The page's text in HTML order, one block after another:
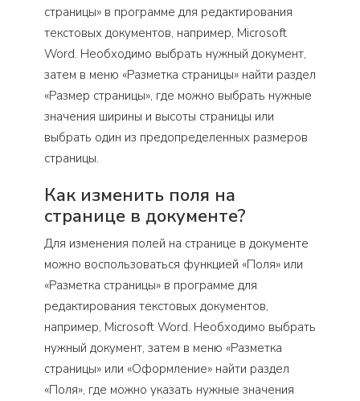
страницы» в программе для редактирования
текстовых документов, например, Microsoft
Word. Необходимо выбрать нужный документ,
затем в меню «Разметка страницы» найти раздел
«Размер страницы», где можно выбрать нужные
значения ширины и высоты страницы или
выбрать один из предопределенных размеров
страницы.
Как изменить поля на
странице в документе?
Для изменения полей на странице в документе
можно воспользоваться функцией «Поля» или
«Разметка страницы» в программе для
редактирования текстовых документов,
например, Microsoft Word. Необходимо выбрать
нужный документ, затем в меню «Разметка
страницы» или «Оформление» найти раздел
«Поля», где можно указать нужные значения